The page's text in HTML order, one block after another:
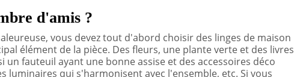
d'amis ?
vous devez tout d'abord choisir des linges de maison
élément de la pièce. Des fleurs, une plante verte et des livres
fauteuil ayant une bonne assise et des accessoires déco
luminaires qui s'harmonisent avec l'ensemble, etc. Si vous